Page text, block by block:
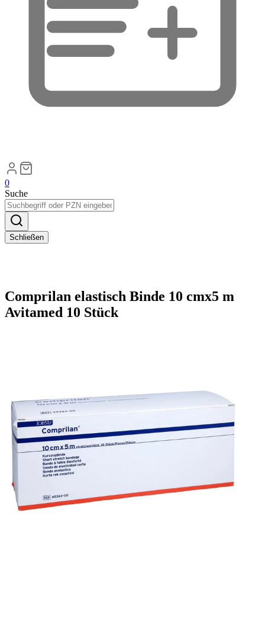
0
Suche
Schließen
Comprilan elastisch Binde 10 cmx5 m
Avitamed 10 Stück